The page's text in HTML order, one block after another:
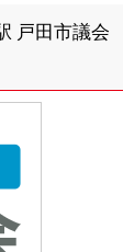
戸田市議会